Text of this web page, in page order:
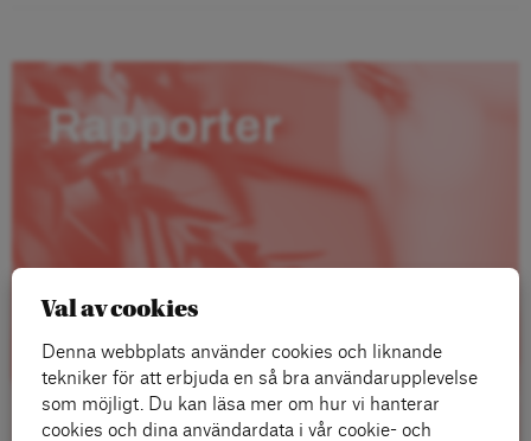
Rapporter
Val av cookies
Denna webbplats använder cookies och liknande
tekniker för att erbjuda en så bra användarupplevelse
som möjligt. Du kan läsa mer om hur vi hanterar
cookies och dina användardata i vår cookie- och